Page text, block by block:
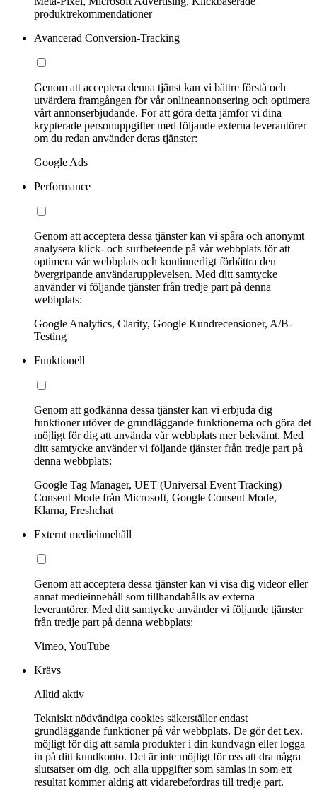
produktrekommendationer
Avancerad Conversion-Tracking
Genom att acceptera denna tjänst kan vi bättre förstå och
utvärdera framgången för vår onlineannonsering och optimera
vårt annonserbjudande. För att göra detta jämför vi dina
krypterade personuppgifter med följande externa leverantörer
om du redan använder deras tjänster:
Google Ads
Performance
Genom att acceptera dessa tjänster kan vi spåra och anonymt
analysera klick- och surfbeteende på vår webbplats för att
optimera vår webbplats och kontinuerligt förbättra den
övergripande användarupplevelsen. Med ditt samtycke
använder vi följande tjänster från tredje part på denna
webbplats:
Google Analytics, Clarity, Google Kundrecensioner, A/B-
Testing
Funktionell
Genom att godkänna dessa tjänster kan vi erbjuda dig
funktioner utöver de grundläggande funktionerna och göra det
möjligt för dig att använda vår webbplats mer bekvämt. Med
ditt samtycke använder vi följande tjänster från tredje part på
denna webbplats:
Google Tag Manager, UET (Universal Event Tracking)
Consent Mode från Microsoft, Google Consent Mode,
Klarna, Freshchat
Externt medieinnehåll
Genom att acceptera dessa tjänster kan vi visa dig videor eller
annat medieinnehåll som tillhandahålls av externa
leverantörer. Med ditt samtycke använder vi följande tjänster
från tredje part på denna webbplats:
Vimeo, YouTube
Krävs
Alltid aktiv
Tekniskt nödvändiga cookies säkerställer endast
grundläggande funktioner på vår webbplats. De gör det t.ex.
möjligt för dig att samla produkter i din kundvagn eller logga
in på ditt kundkonto. Det är inte möjligt för oss att dra några
slutsatser om dig, och alla uppgifter som samlas in som ett
resultat kommer aldrig att vidarebefordras till tredje part.